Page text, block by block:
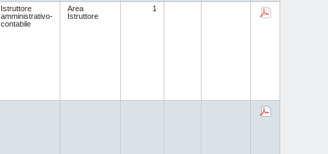
Istruttore
amministrativo-
contabile
Area
Istruttore
1